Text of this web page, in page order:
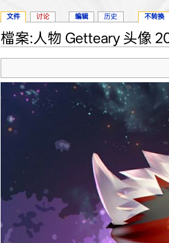
檔案:人物 Getteary 头像
文件 讨论 编辑 历史 不转换